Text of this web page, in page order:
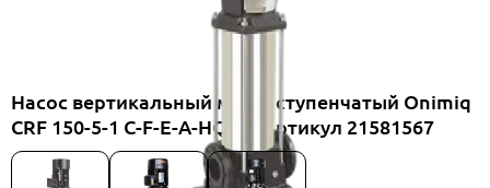
Насос вертикальный многоступенчатый Onimiq
CRF 150-5-1 C-F-E-A-HQQE, артикул 21581567